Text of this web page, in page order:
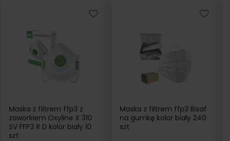
Maska z filtrem ffp3 z
zaworkiem Oxyline X 310
SV FFP3 R D kolor biały 10
szt
Maska z filtrem ffp3 Bisaf
na gumkę kolor biały 240
szt